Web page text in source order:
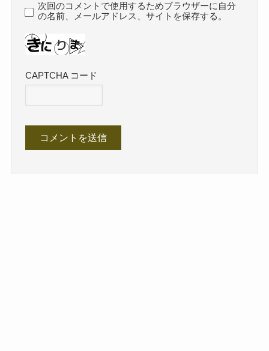
次回のコメントで使用するためブラウザーに自分
の名前、メールアドレス、サイトを保存する。
CAPTCHA コード